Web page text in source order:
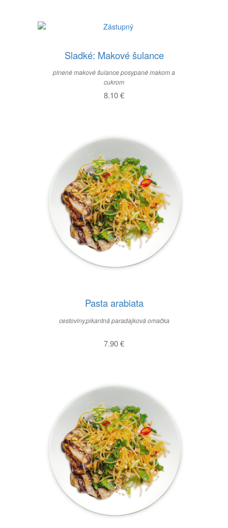
Sladké: Makové šulance
plnené makové šulance posypané makom a
cukrom
8.10€
Pasta arabiata
cestoviny,pikantná paradajková omačka
7.90€